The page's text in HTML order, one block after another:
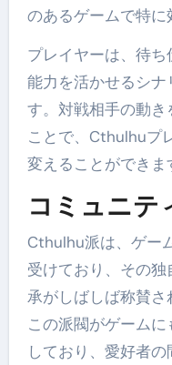
のあるゲームで特に
プレイヤーは、待
能力を活かせるシ
す。対戦相手の動
ことで、Cthulhuプ
変えることができま
コミュニテ
Cthulhu派は、ゲー
受けており、その
承がしばしば称賛さ
この派閥がゲーム
しており、愛好者